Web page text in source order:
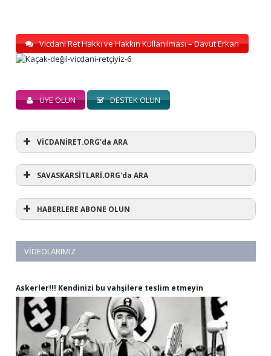
Vicdani Ret Hakkı ve Hakkın Kullanılması – Davut Erkan
ÜYE OLUN DESTEK OLUN
VİCDANİRET.ORG'da ARA
SAVASKARSİTLARİ.ORG'da ARA
HABERLERE ABONE OLUN
VIDEOLARIMIZ
Askerler!!! Kendinizi bu vahşilere teslim etmeyin